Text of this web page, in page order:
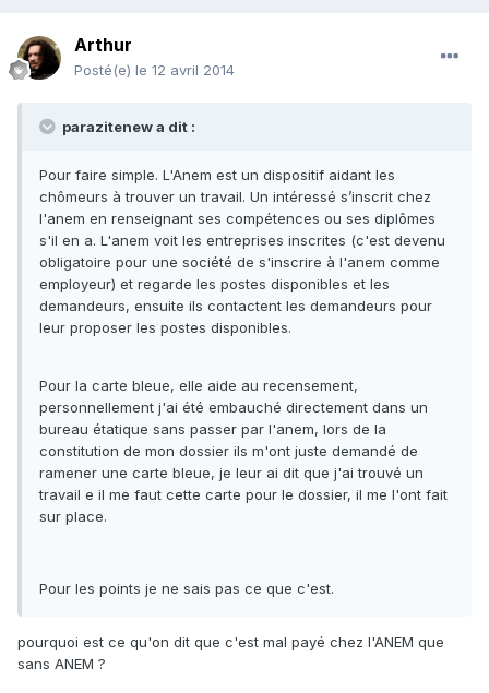
Arthur
Posté(e) le 12 avril 2014
parazitenew a dit :
Pour faire simple. L'Anem est un dispositif aidant les
chômeurs à trouver un travail. Un intéressé s’inscrit chez
l'anem en renseignant ses compétences ou ses diplômes
s'il en a. L'anem voit les entreprises inscrites (c'est devenu
obligatoire pour une société de s'inscrire à l'anem comme
employeur) et regarde les postes disponibles et les
demandeurs, ensuite ils contactent les demandeurs pour
leur proposer les postes disponibles.
Pour la carte bleue, elle aide au recensement,
personnellement j'ai été embauché directement dans un
bureau étatique sans passer par l'anem, lors de la
constitution de mon dossier ils m'ont juste demandé de
ramener une carte bleue, je leur ai dit que j'ai trouvé un
travail e il me faut cette carte pour le dossier, il me l'ont fait
sur place.
Pour les points je ne sais pas ce que c'est.
pourquoi est ce qu'on dit que c'est mal payé chez l'ANEM que
sans ANEM ?